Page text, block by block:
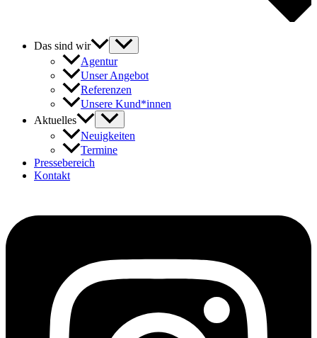
Das sind wir
Agentur
Unser Angebot
Referenzen
Unsere Kund*innen
Aktuelles
Neuigkeiten
Termine
Pressebereich
Kontakt